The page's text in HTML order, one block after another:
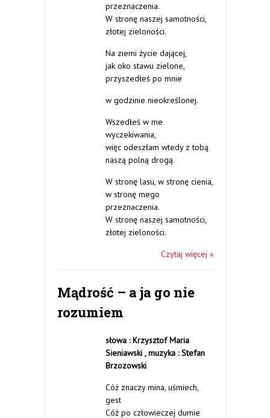
przeznaczenia.
W stronę naszej samotności,
złotej zieloności.
Na ziemi życie dającej,
jak oko stawu zielone,
przyszedłeś po mnie
w godzinie nieokreślonej.
Wszedłeś w me
wyczekiwania,
więc odeszłam wtedy z tobą
naszą polną drogą.
W stronę lasu, w stronę cienia,
w stronę mego
przeznaczenia.
W stronę naszej samotności,
złotej zieloności.
Czytaj więcej »
Mądrość – a ja go nie
rozumiem
słowa : Krzysztof Maria
Sieniawski ,muzyka : Stefan
Brzozowski
Cóż znaczy mina, uśmiech,
gest
Cóż po człowieczej dumie